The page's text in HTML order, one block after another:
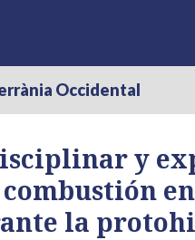
Occidental
y
la